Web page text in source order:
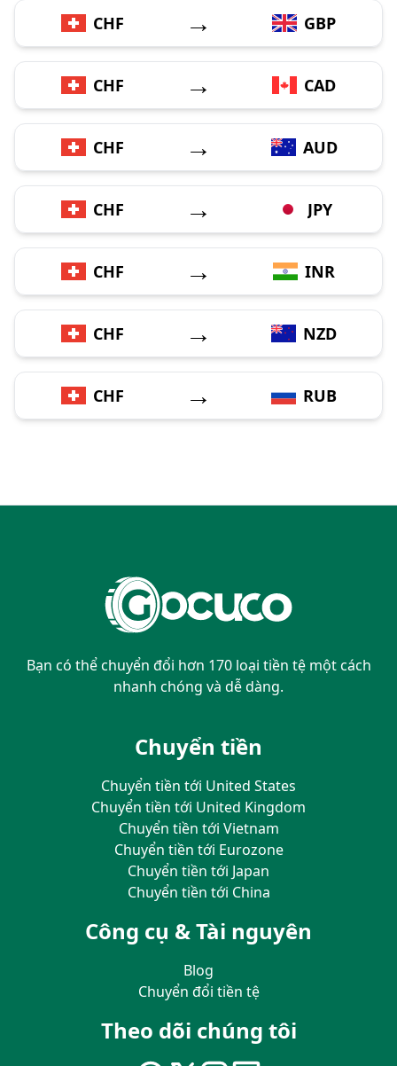
CHF → GBP
CHF → CAD
CHF → AUD
CHF → JPY
CHF → INR
CHF → NZD
CHF → RUB
Bạn có thể chuyển đổi hơn 170 loại tiền tệ một cách
nhanh chóng và dễ dàng.
Chuyển tiền
Chuyển tiền tới United States
Chuyển tiền tới United Kingdom
Chuyển tiền tới Vietnam
Chuyển tiền tới Eurozone
Chuyển tiền tới Japan
Chuyển tiền tới China
Công cụ & Tài nguyên
Blog
Chuyển đổi tiền tệ
Theo dõi chúng tôi